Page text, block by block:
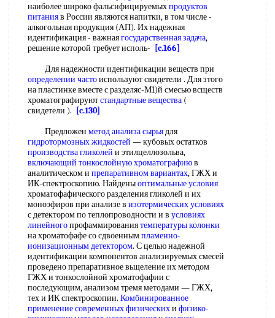
наиболее широко фальсифицируемыхпродуктов
питанияв России являются напитки, в том числе -
алкогольная продукция (АП). Их надежная
идентификация - важнаягосударственная задача,
решение которой требует исполь-
[c.166]
Для надежности идентификации веществ при
определении частоиспользуют свидетели . Для зтого
на пластинке вместе с разделяс-М1)й смесью всществ
хроматографируютстандартные вещества (
свидетели ).
[c.130]
Предложен метод анализа сырьядля
гидротормозных жидкостей — кубовых остатков
производства гликолей и этилцеллозольва,
включающий тонкослойную хроматографиюв
аналитическом и препаративном вариантах, ГЖХ и
ИК-спектроскопию. Найденыоптимальные условия
хроматофафического разделения гликолей и их
моноэфиров при анализе в изотермических условиях
с детектором по теплопроводности и в условиях
линейногопрофаммированиятемпературы колонки
на хроматофафе со сдвоеннымпламенно-
ионизационным детектором. С целью надежной
идентификации компонентов анализируемых смесей
проведено препаративное вьщеление их методом
ГЖХ и тонкослойной хроматофафии с
последующим, анализом тремя методами — ГЖХ,
тех и ИК спектроскопии. Комбинированное
применениесовременных физическихи физико-